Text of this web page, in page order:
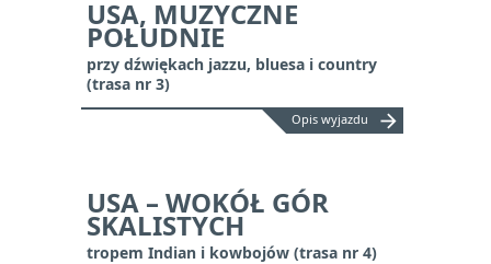
USA, MUZYCZNE
POŁUDNIE
przy dźwiękach jazzu, bluesa i country
(trasa nr 3)
Opis wyjazdu arrow_forward
USA – WOKÓŁ GÓR
SKALISTYCH
tropem Indian i kowbojów (trasa nr 4)